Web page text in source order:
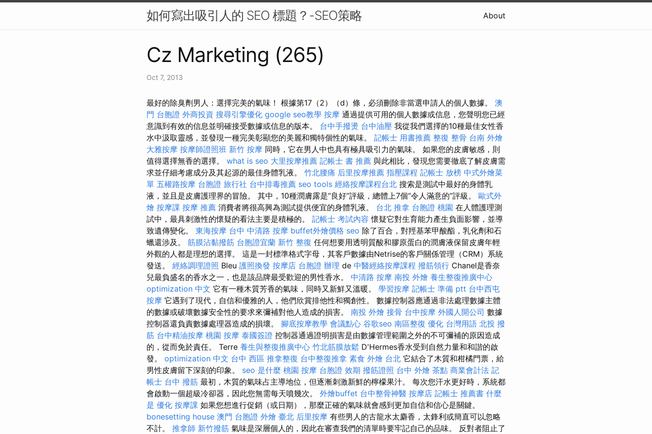
如何寫出吸引人的 SEO 標題？-SEO策略 About
Cz Marketing (265)
Oct 7, 2013
最好的除臭劑男人：選擇完美的氣味！ 根據第17（2）（d）條，必須刪除非當選申請人的個人數據。 澳
門 台胞證 外商投資 搜尋引擎優化 google seo教學 按摩 通過提供可用的個人數據或信息，您聲明您已經
意識到有效的信息並明確接受數據或信息的版本。 台中手撥燙 台中油壓 我從我們選擇的10種最佳女性香
水中汲取靈感，並發現一種完美彰顯您的美麗和獨特個性的氣味。 記帳士 用書推薦 整復 整骨 台南 外燴
大雅按摩 按摩師證照班 新竹 按摩 同時，它在男人中也具有極具吸引力的氣味。 如果您的皮膚敏感，則
值得選擇無香的選擇。 what is seo 大里按摩推薦 記帳士 書 推薦 與此相比，發現您需要徹底了解皮膚需
求並仔細考慮成分及其起源的最佳身體乳液。 竹北腰痛 后里按摩推薦 指壓課程 記帳士 放榜 中式外燴菜
單 五權路按摩 台胞證 旅行社 台中排毒推薦 seo tools 經絡按摩課程台北 搜索是測試中最好的身體乳
液，並且是皮膚護理界的冒險。 其中，10種潤膚露是“良好”評級，總體上7個“令人滿意的”評級。 歐式外
燴 按摩課 按摩 推薦 消費者將很高興為測試提供便宜的身體乳液。 台北 推拿 台胞證 桃園 在人體護理測
試中，最具刺激性的懷疑的看法主要是積極的。 記帳士 考試內容 懷疑它對生育能力產生負面影響，並導
致遺傳變化。 東海按摩 台中 中清路 按摩 buffet外燴價格 seo 除了百合，對羥基苯甲酸酯，乳化劑和石
蠟還涉及。 筋膜沾黏撥筋 台胞證宜蘭 新竹 整復 任何想要用透明質酸和膠原蛋白的潤膚液保留皮膚年輕
外觀的人都是理想的選擇。 這是一封標準格式字母，其客戶數據由Netrise的客戶關係管理（CRM）系統
發送。 經絡調理證照 Bleu 護照換發 按摩店 台胞證 辦理 de 中醫經絡按摩課程 撥筋領行 Chanel是香奈
兒最負盛名的香水之一，也是該品牌最受歡迎的男性香水。 中清路 按摩 南投 外燴 養生整復推廣中心
optimization 中文 它有一種木質芳香的氣味，同時又新鮮又溫暖。 學習按摩 記帳士 準備 ptt 台中西屯
按摩 它遇到了現代，自信和優雅的人，他們欣賞排他性和獨創性。 數據控制器應通過非法處理數據主體
的數據或破壞數據安全性的要求來彌補對他人造成的損害。 南投 外燴 接骨 台中按摩 外國人開公司 數據
控制器還負責數據處理器造成的損壞。 腳底按摩教學 會議點心 谷歌seo 南區整復 優化 台灣用語 北投 撥
筋 台中精油按摩 桃園 按摩 泰國簽證 控制器通過證明損害是由數據管理範圍之外的不可彌補的原因造成
的，從而免於責任。 Terre 養生與整復推廣中心 竹北筋膜放鬆 D'Hermes香水受到自然力量和和諧的啟
發。 optimization 中文 台中 西區 推拿整復 台中整復推拿 素食 外燴 台北 它結合了木質和柑橘門票，給
男性皮膚留下深刻的印象。 seo 是什麼 桃園 按摩 台胞證 效期 撥筋證照 台中 外燴 茶點 商業會計法 記
帳士 台中 撥筋 最初，木質的氣味占主導地位，但逐漸刺激新鮮的檸檬果汁。 每次您汗水更好時，系統都
會啟動一個超級冷卻器，因此您無需每天噴幾次。 外燴buffet 台中整骨神醫 按摩店 記帳士 推薦書 什麼
是 優化 按摩課 如果您想進行促銷（或日期），那麼正確的氣味就會感到更加自信和信心是關鍵。
bonesetting house 澳門 台胞證 外燴 臺北 后里按摩 有些男人的古龍水太麝香，太鋒利或簡直可以忽略
不計。 推拿師 新竹撥筋 氣味是深層個人的，因此在審查我們的清單時要牢記自己的品味。 反對者阻止了